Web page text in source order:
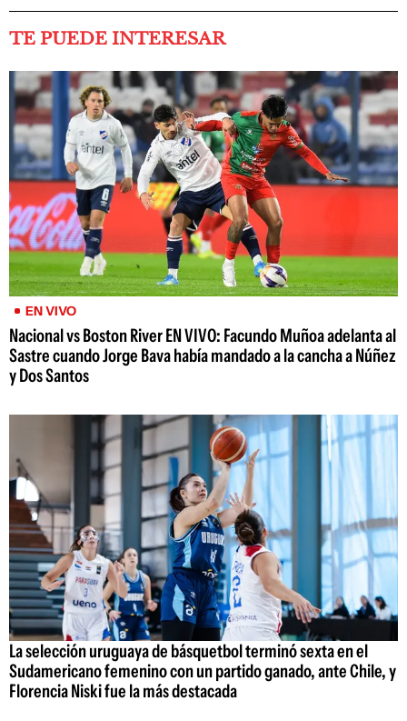
TE PUEDE INTERESAR
EN VIVO
Nacional vs Boston River EN VIVO: Facundo Muñoa adelanta al
Sastre cuando Jorge Bava había mandado a la cancha a Núñez
y Dos Santos
La selección uruguaya de básquetbol terminó sexta en el
Sudamericano femenino con un partido ganado, ante Chile, y
Florencia Niski fue la más destacada